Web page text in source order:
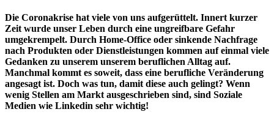
Die Coronakrise hat viele von uns aufgerüttelt. Innert kurzer
Zeit wurde unser Leben durch eine ungreifbare Gefahr
umgekrempelt. Durch Home-Office oder sinkende Nachfrage
nach Produkten oder Dienstleistungen kommen auf einmal viele
Gedanken zu unserem unserem beruflichen Alltag auf.
Manchmal kommt es soweit, dass eine berufliche Veränderung
angesagt ist. Doch was tun, damit diese auch gelingt? Wenn
wenig Stellen am Markt ausgeschrieben sind, sind Soziale
Medien wie Linkedin sehr wichtig!